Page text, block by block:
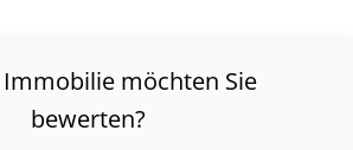
möchten Sie
bewerten?